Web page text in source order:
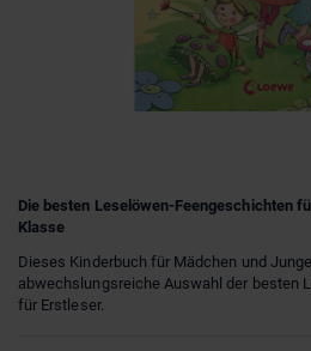
Die besten Leselöwen-Feengeschichten
Klasse
Dieses Kinderbuch für Mädchen und
abwechslungsreiche Auswahl der besten
für Erstleser.